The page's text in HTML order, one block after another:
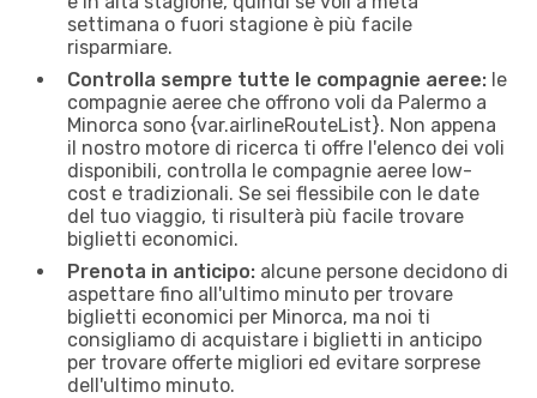
settimana o fuori stagione è più facile
risparmiare.
Controlla sempre tutte le compagnie aeree: le
compagnie aeree che offrono voli da Palermo a
Minorca sono {​var.airlineRouteList}. Non appena
il nostro motore di ricerca ti offre l'elenco dei voli
disponibili, controlla le compagnie aeree low-
cost e tradizionali. Se sei flessibile con le date
del tuo viaggio, ti risulterà più facile trovare
biglietti economici.
Prenota in anticipo: alcune persone decidono di
aspettare fino all'ultimo minuto per trovare
biglietti economici per Minorca, ma noi ti
consigliamo di acquistare i biglietti in anticipo
per trovare offerte migliori ed evitare sorprese
dell'ultimo minuto.